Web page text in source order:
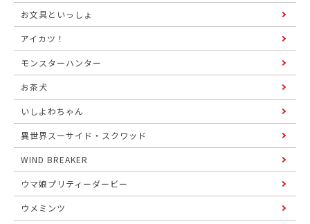
お文具といっしょ
アイカツ！
モンスターハンター
お茶犬
いしよわちゃん
異世界スーサイド・スクワッド
WIND BREAKER
ウマ娘プリティーダービー
ウメミンツ